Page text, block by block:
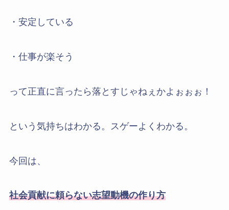
・安定している
・仕事が楽そう
って正直に言ったら落とすじゃねぇかよぉぉぉ！
という気持ちはわかる。スゲーよくわかる。
今回は、
社会貢献に頼らない志望動機の作り方